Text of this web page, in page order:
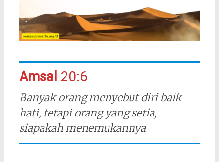
Amsal 20:6
Banyak orang menyebut diri baik
hati, tetapi orang yang setia,
siapakah menemukannya